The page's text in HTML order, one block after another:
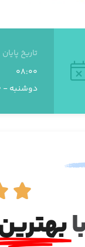
تاریخ پایان
08:00
دوشنبه - 1402/09/20
